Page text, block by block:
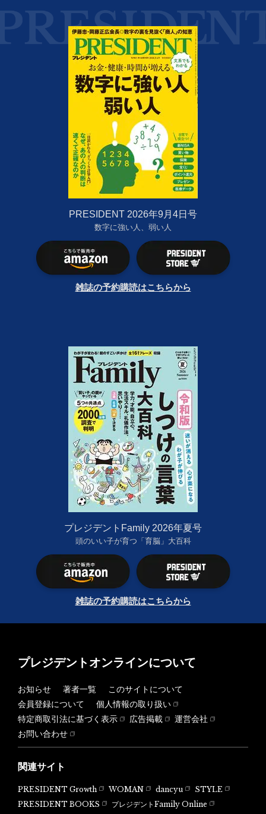
PRESIDENT 2026年9月4日号
数字に強い人、弱い人
雑誌の予約購読はこちらから
プレジデントFamily 2026年夏号
頭のいい子が育つ「育脳」大百科
雑誌の予約購読はこちらから
プレジデントオンラインについて
お知らせ 著者一覧
このサイトについて
会員登録について
個人情報の取り扱い
特定商取引法に基づく表示
広告掲載
運営会社
お問い合わせ
関連サイト
PRESIDENT Growth WOMAN dancyu
STYLE
PRESIDENT BOOKS
プレジデントFamily Online